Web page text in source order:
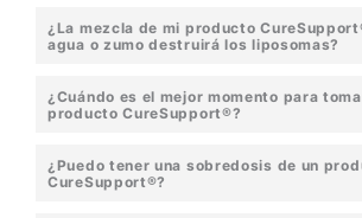
¿La mezcla de mi producto
agua o zumo destruirá los liposomas?
¿Cuándo es el mejor momento para
producto CureSupport®?
¿Puedo tener una sobredosis de un
CureSupport®?